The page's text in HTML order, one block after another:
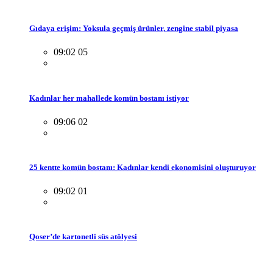
Gıdaya erişim: Yoksula geçmiş ürünler, zengine stabil piyasa
09:02 05
Kadınlar her mahallede komün bostanı istiyor
09:06 02
25 kentte komün bostanı: Kadınlar kendi ekonomisini oluşturuyor
09:02 01
Qoser’de kartonetli süs atölyesi